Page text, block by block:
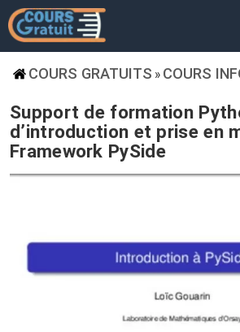
COURS GRATUITS » COURS
Support de formation
d’introduction et prise en
Framework PySide